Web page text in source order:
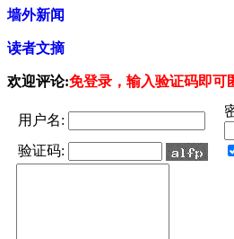
墙外新闻
读者文摘
欢迎评论:免登录，输入验证码即可
用户名:
验证码: